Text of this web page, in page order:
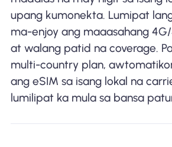
upang kumonekta. Lumipat
ma-enjoy ang maaasahang
at walang patid na coverage.
multi-country plan,
ang eSIM sa isang lokal na
lumilipat ka mula sa bansa